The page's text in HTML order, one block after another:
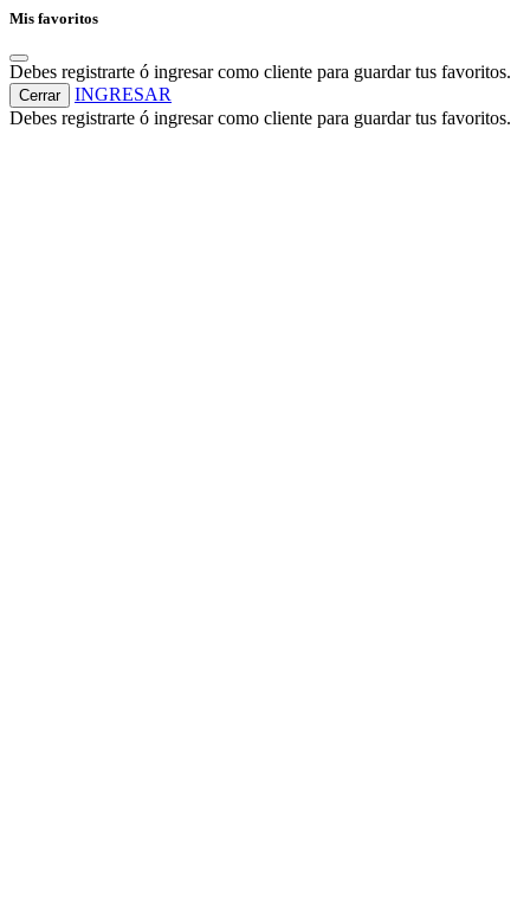
Mis favoritos
Debes registrarte ó ingresar como cliente para guardar tus favoritos.
Cerrar
INGRESAR
Debes registrarte ó ingresar como cliente para guardar tus favoritos.